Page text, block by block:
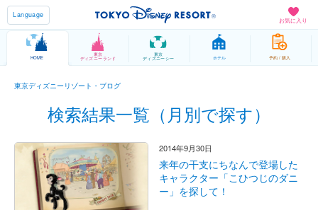
お気に入り
Language
HOME
東京
ディズニーランド
東京
ディズニーシー ホテル 予約 / 購入
東京ディズニーリゾート・ブログ
検索結果一覧（月別で探す）
2014年9月30日
来年の干支にちなんで登場した
キャラクター「こひつじのダニ
ー」を探して！